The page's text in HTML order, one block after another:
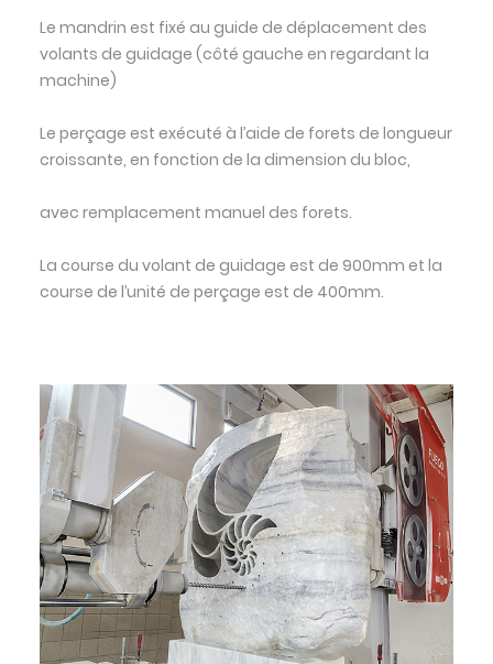
Le mandrin est fixé au guide de déplacement des
volants de guidage (côté gauche en regardant la
machine)
Le perçage est exécuté à l’aide de forets de longueur
croissante, en fonction de la dimension du bloc,
avec remplacement manuel des forets.
La course du volant de guidage est de 900mm et la
course de l’unité de perçage est de 400mm.